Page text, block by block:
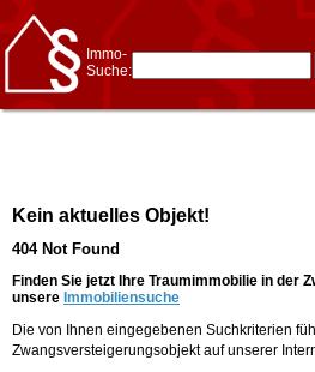
Immo-
Suche:
* Suche verfeinern durch
Kombinieren
Frankfurt/Oder
am Main
Immobiliensuche
nach Kreis
nach Amtsgericht
Kein aktuelles Objekt!
404 Not Found
Finden Sie jetzt Ihre Traumimmobilie in der
unsere Immobiliensuche
Die von Ihnen eingegebenen Suchkriterien
Zwangsversteigerungsobjekt auf unserer